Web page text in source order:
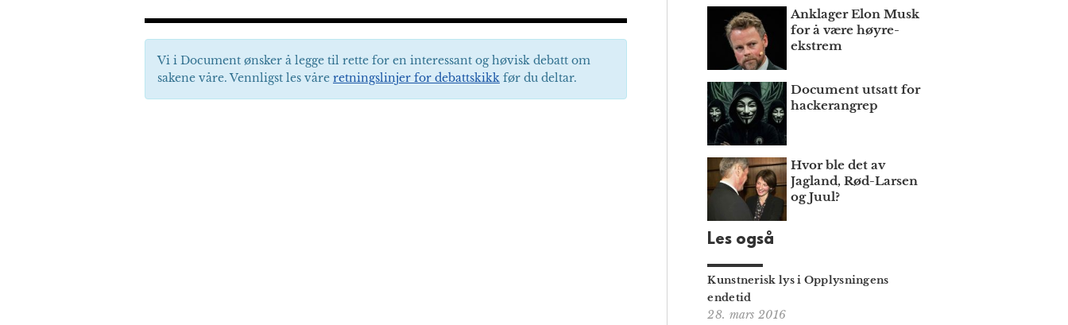
Vi i Document ønsker å legge til rette for en interessant og høvisk debatt om
sakene våre. Vennligst les våre retningslinjer for debattskikk før du deltar.
Anklager Elon Musk
for å være høyre­
ekstrem
Document utsatt for
hackerangrep
Hvor ble det av
Jagland, Rød-Larsen
og Juul?
Les også
Kunstnerisk lys i Opplysningens
endetid
28. mars 2016